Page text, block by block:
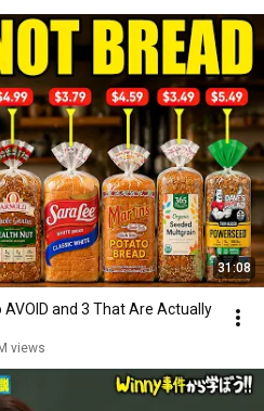
31:08
AVOID and 3 That Are Actually
views